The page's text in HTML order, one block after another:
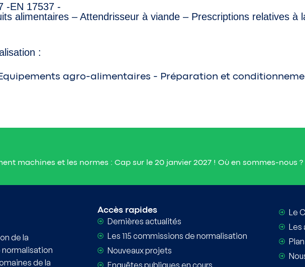
-EN 17537 -
alimentaires – Attendrisseur à viande – Prescriptions relatives à
:
agro-alimentaires - Préparation et
machines et les normes : Cap sur le 20 janvier 2027 ! Où en sommes-nous ?
Informations et
de la
normalisation
de la
Accès rapides
Dernières actualités
Les 115 commissions de normalisation
Nouveaux projets
Enquêtes publiques en cours
Le
Les